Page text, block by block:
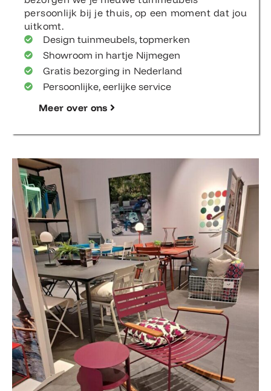
persoonlijk bij je thuis, op een moment dat jou
uitkomt.
Design tuinmeubels, topmerken
Showroom in hartje Nijmegen
Gratis bezorging in Nederland
Persoonlijke, eerlijke service
Meer over ons